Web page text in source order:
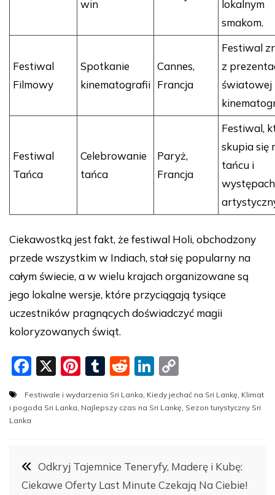
win
lokalnym
smakom.
Festiwal
Filmowy
Spotkanie
kinematografii
Cannes,
Francja
Festiwal
z
światowej
Festiwal
Tańca
Celebrowanie
tańca
Paryż,
Francja
Festiwal,
skupia się
tańcu i
występach
Ciekawostką jest fakt, że festiwal Holi, obchodzony
przede wszystkim w Indiach, stał się popularny na
całym świecie, a w wielu krajach organizowane są
jego lokalne wersje, które przyciągają tysiące
uczestników pragnących doświadczyć magii
koloryzowanych świąt.
F
c
o
o
X
Pi
er
T
m
R
e
d
Li
n
k
n
o
p
n
k
Festiwale i wydarzenia Sri Lanka Kiedy jechać na Sri Lankę Klimat
i pogoda Sri Lanka Najlepszy czas na Sri Lankę Sezon turystyczny Sri
Lanka
Nawigacja
Odkryj Tajemnice Teneryfy, Maderę i Kubę:
Ciekawe Oferty Last Minute Czekają Na Ciebie!